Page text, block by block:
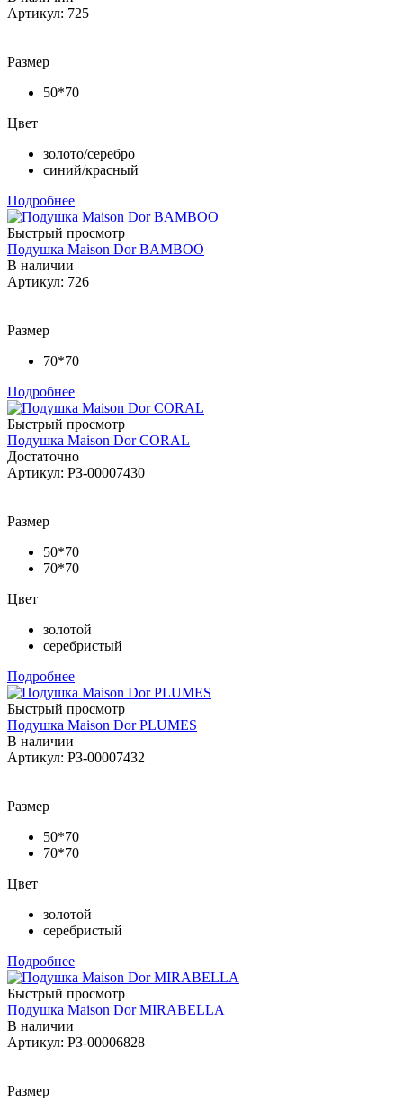
Артикул: 725
Размер
50*70
Цвет
золото/серебро
синий/красный
Подробнее
Быстрый просмотр
Подушка Maison Dor BAMBOO
В наличии
Артикул: 726
Размер
70*70
Подробнее
Быстрый просмотр
Подушка Maison Dor CORAL
Достаточно
Артикул: РЗ-00007430
Размер
50*70
70*70
Цвет
золотой
серебристый
Подробнее
Быстрый просмотр
Подушка Maison Dor PLUMES
В наличии
Артикул: РЗ-00007432
Размер
50*70
70*70
Цвет
золотой
серебристый
Подробнее
Быстрый просмотр
Подушка Maison Dor MIRABELLA
В наличии
Артикул: РЗ-00006828
Размер